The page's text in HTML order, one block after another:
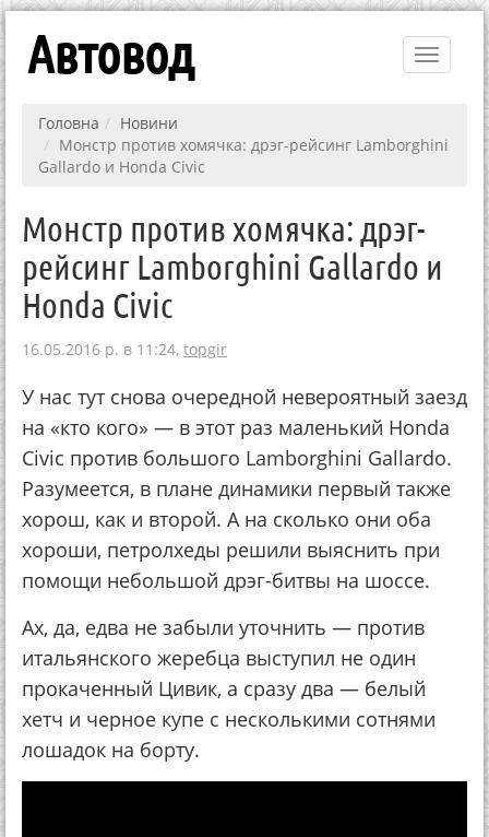
Toggle
Автовод
Головна
Новини
Монстр против хомячка: дрэг-рейсинг Lamborghini
Gallardo и Honda Civic
Монстр против хомячка: дрэг-
рейсинг Lamborghini Gallardo и
Honda Civic
16.05.2016 р. в 11:24, topgir
У нас тут снова очередной невероятный заезд
на «кто кого» — в этот раз маленький Honda
Civic против большого Lamborghini Gallardo.
Разумеется, в плане динамики первый также
хорош, как и второй. А на сколько они оба
хороши, петролхеды решили выяснить при
помощи небольшой дрэг-битвы на шоссе.
Ах, да, едва не забыли уточнить — против
итальянского жеребца выступил не один
прокаченный Цивик, а сразу два — белый
хетч и черное купе с несколькими сотнями
лошадок на борту.